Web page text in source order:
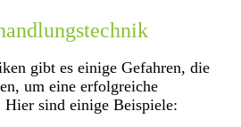
gibt es einige Gefahren, die
um eine erfolgreiche
sind einige Beispiele: